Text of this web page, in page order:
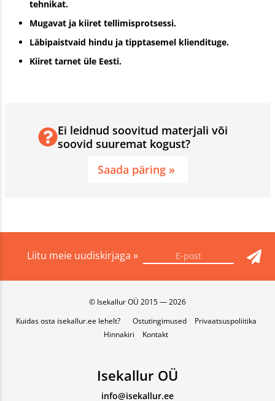
tehnikat.
Mugavat ja kiiret tellimisprotsessi.
Läbipaistvaid hindu ja tipptasemel kliendituge.
Kiiret tarnet üle Eesti.
Ei leidnud soovitud materjali või
soovid suuremat kogust?
Saada päring »
Liitu meie uudiskirjaga »
© Isekallur OÜ 2015 — 2026
Kuidas osta isekallur.ee lehelt?
Ostutingimused
Privaatsuspoliitika
Hinnakiri
Kontakt
Isekallur OÜ
info@isekallur.ee